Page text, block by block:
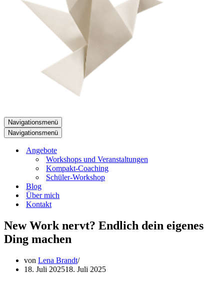
Navigationsmenü
Navigationsmenü
Angebote
Workshops und Veranstaltungen
Kompakt-Coaching
Schüler-Workshop
Blog
Über mich
Kontakt
New Work nervt? Endlich dein eigenes
Ding machen
von Lena Brandt
18. Juli 202518. Juli 2025